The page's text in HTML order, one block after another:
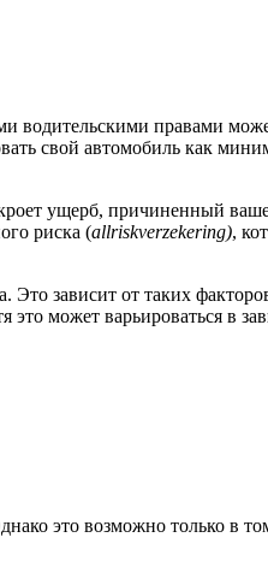
водительскими правами
свой автомобиль как
ущерб, причиненный
риска (allriskverzekering),
Это зависит от таких
может варьироваться в
это возможно только в